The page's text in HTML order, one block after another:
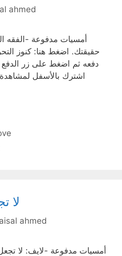
ahmed
أمسيات مدفوعة -الفقه
حقيقتك. اضغط هنا: كنوز
دفعه ثم اضغط على زر الدفع
اشترك بالأسفل
لا
ahmed
أمسيات مدفوعة -لايف: لا